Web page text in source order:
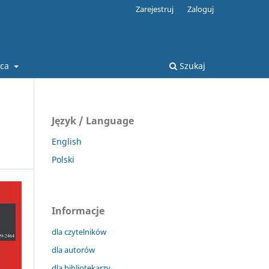
Szukaj
Zarejestruj Zaloguj
Język / Language
English
Polski
Informacje
dla czytelników
dla autorów